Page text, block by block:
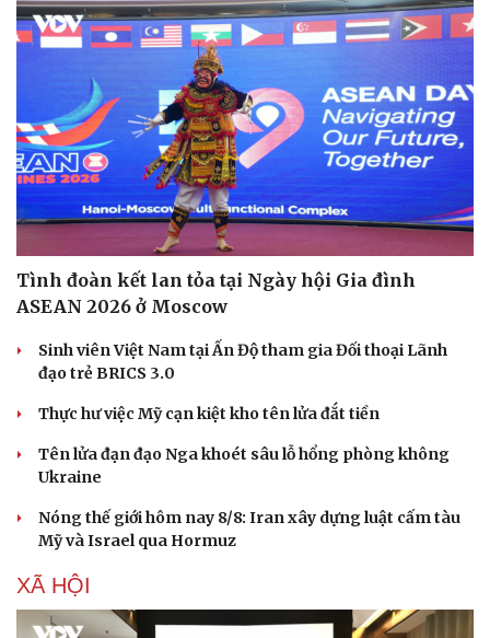
Doanh nghiệp
Thông tin doanh nghiệp
Doanh nghiệp 24h
Vì cộng đồng
Công nghệ
Sành điệu
Tin Công nghệ
Chuyển đổi số
Tình đoàn kết lan tỏa tại Ngày hội Gia đình
ASEAN 2026 ở Moscow
Sinh viên Việt Nam tại Ấn Độ tham gia Đối thoại Lãnh
đạo trẻ BRICS 3.0
Thực hư việc Mỹ cạn kiệt kho tên lửa đắt tiền
Tên lửa đạn đạo Nga khoét sâu lỗ hổng phòng không
Ukraine
Nóng thế giới hôm nay 8/8: Iran xây dựng luật cấm tàu
Mỹ và Israel qua Hormuz
XÃ HỘI